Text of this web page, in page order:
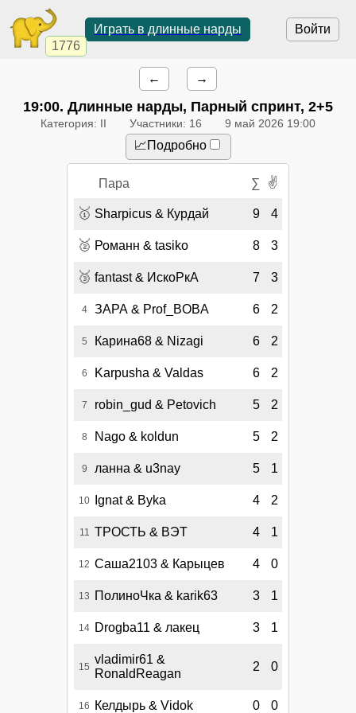
1776
Войти
Играть в длинные нарды
← →
19:00. Длинные нарды, Парный спринт, 2+5
Категория: II Участники: 16 9 май 2026 19:00
📈Подробно
Пара ∑ ✌
🥇 Sharpicus & Курдай 9 4
🥈 Романн & tasiko 8 3
🥉 fantast & ИскоРкА 7 3
4 ЗАРА & Prof_BOBA 6 2
5 Карина68 & Nizagi 6 2
6 Karpusha & Valdas 6 2
7 robin_gud & Petovich 5 2
8 Nago & koldun 5 2
9 ланна & u3nay 5 1
10 Ignat & Byka 4 2
11 ТРОСТЬ & ВЭТ 4 1
12 Саша2103 & Карыцев 4 0
13 ПолиноЧка & karik63 3 1
14 Drogba11 & лакец 3 1
15
vladimir61 &
RonaldReagan
2 0
16 Келдырь & Vidok 0 0